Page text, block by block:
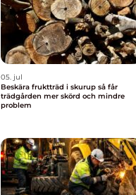
05. jul
Beskära fruktträd i skurup så får
trädgården mer skörd och mindre
problem